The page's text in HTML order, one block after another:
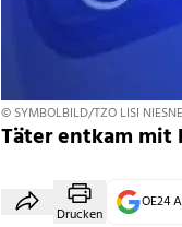
© SYMBOLBILD/TZO LISI
Täter entkam mit
Drucken
OE24